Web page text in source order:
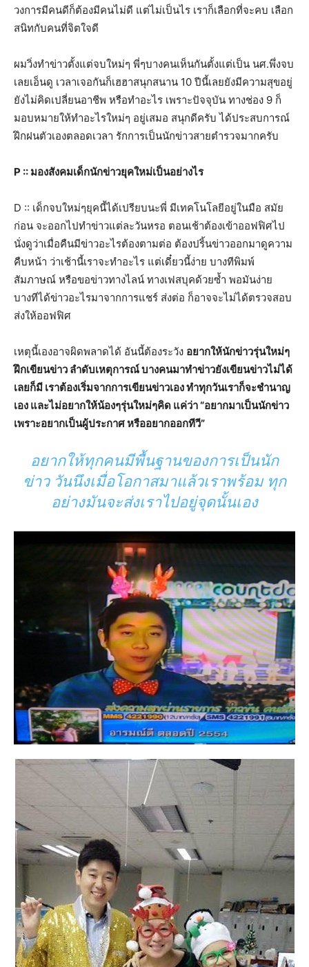
วงการมีคนดีก็ต้องมีคนไม่ดี แต่ไม่เป็นไร เราก็เลือกที่จะคบ เลือก
สนิทกับคนที่จิตใจดี
ผมวิ่งทำข่าวตั้งแต่จบใหม่ๆ พี่ๆบางคนเห็นกันตั้งแต่เป็น นศ.พึ่งจบ
เลยเอ็นดู เวลาเจอกันก็เฮฮาสนุกสนาน 10 ปีนี้เลยยังมีความสุขอยู่
ยังไม่คิดเปลี่ยนอาชีพ หรือทำอะไร เพราะปัจจุบัน ทางช่อง 9 ก็
มอบหมายให้ทำอะไรใหม่ๆ อยู่เสมอ สนุกดีครับ ได้ประสบการณ์
ฝึกฝนตัวเองตลอดเวลา รักการเป็นนักข่าวสายตำรวจมากครับ
P :: มองสังคมเด็กนักข่าวยุคใหม่เป็นอย่างไร
D :: เด็กจบใหม่ๆยุคนี้ได้เปรียบนะพี่ มีเทคโนโลยีอยู่ในมือ สมัย
ก่อน จะออกไปทำข่าวแต่ละวันหรอ ตอนเช้าต้องเข้าออฟฟิศไป
นั่งดูว่าเมื่อคืนมีข่าวอะไรต้องตามต่อ ต้องปริ้นข่าวออกมาดูความ
คืบหน้า ว่าเช้านี้เราจะทำอะไร แต่เดี๋ยวนี้ง่าย บางทีพิมพ์
สัมภาษณ์ หรือขอข่าวทางไลน์ ทางเฟสบุคด้วยซ้ำ พอมันง่าย
บางทีได้ข่าวอะไรมาจากการแชร์ ส่งต่อ ก็อาจจะไม่ได้ตรวจสอบ
ส่งให้ออฟฟิศ
เหตุนี้เองอาจผิดพลาดได้ อันนี้ต้องระวัง อยากให้นักข่าวรุ่นใหม่ๆ
ฝึกเขียนข่าว ลำดับเหตุการณ์ บางคนมาทำข่าวยังเขียนข่าวไม่ได้
เลยก็มี เราต้องเริ่มจากการเขียนข่าวเอง ทำทุกวันเราก็จะชำนาญ
เอง และไม่อยากให้น้องๆรุ่นใหม่ๆคิด แค่ว่า “อยากมาเป็นนักข่าว
เพราะอยากเป็นผู้ประกาศ หรืออยากออกทีวี”
อยากให้ทุกคนมีพื้นฐานของการเป็นนัก
ข่าว วันนึงเมื่อโอกาสมาแล้วเราพร้อม ทุก
อย่างมันจะส่งเราไปอยู่จุดนั้นเอง